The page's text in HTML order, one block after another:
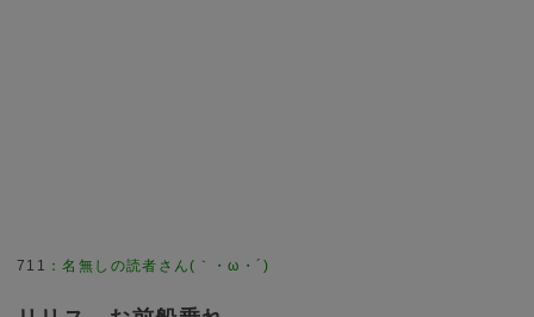
711 ：名無しの読者さん(｀・ω・´)